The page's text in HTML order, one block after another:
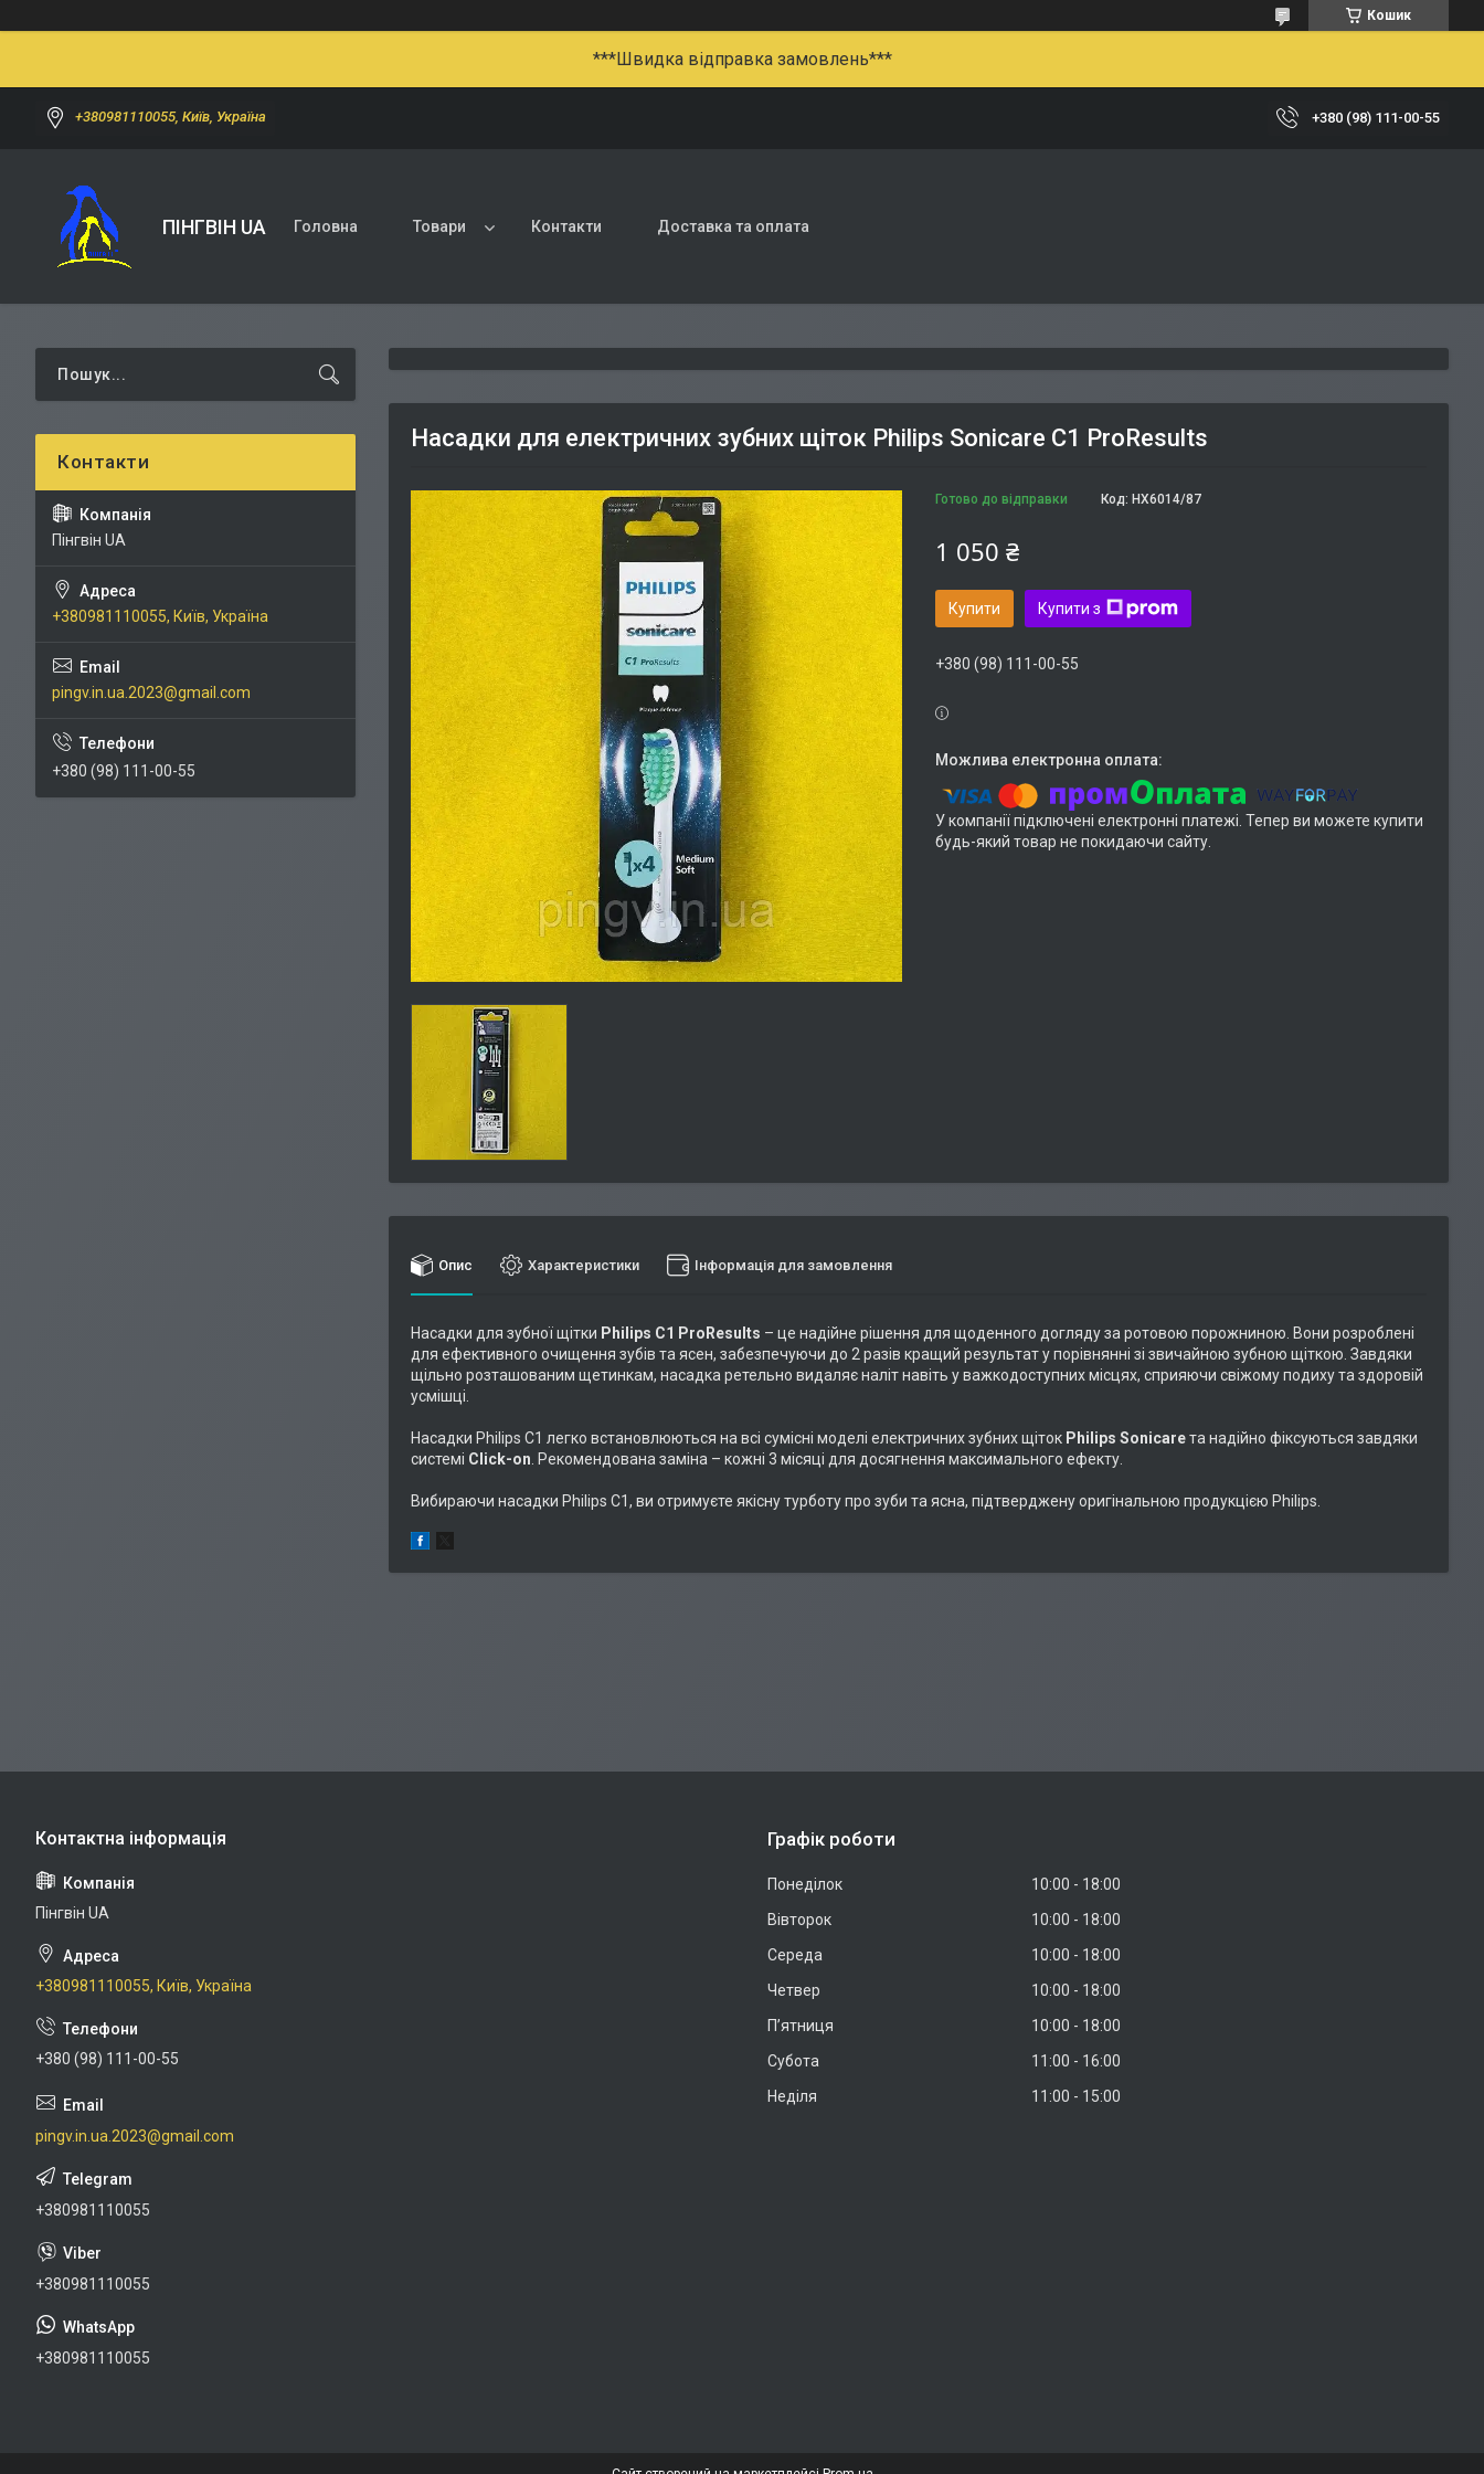
Кошик
***Швидка відправка замовлень***
+380981110055, Київ, Україна +380 (98) 111-00-55
ПІНГВІН UA Головна Товари Контакти Доставка та оплата
Насадки для електричних зубних щіток Philips Sonicare C1 ProResults
Готово до відправки Код: HX6014/87
1 050 ₴
Купити Купити з
+380 (98) 111-00-55
У компанії підключені електронні платежі. Тепер ви можете купити
будь-який товар не покидаючи сайту.
Опис Характеристики Інформація для замовлення
Насадки для зубної щітки Philips C1 ProResults – це надійне рішення для щоденного догляду за ротовою порожниною. Вони розроблені
для ефективного очищення зубів та ясен, забезпечуючи до 2 разів кращий результат у порівнянні зі звичайною зубною щіткою. Завдяки
щільно розташованим щетинкам, насадка ретельно видаляє наліт навіть у важкодоступних місцях, сприяючи свіжому подиху та здоровій
усмішці.
Насадки Philips C1 легко встановлюються на всі сумісні моделі електричних зубних щіток Philips Sonicareта надійно фіксуються завдяки
системі Click-on . Рекомендована заміна – кожні 3 місяці для досягнення максимального ефекту.
Вибираючи насадки Philips C1, ви отримуєте якісну турботу про зуби та ясна, підтверджену оригінальною продукцією Philips.
Пінгвін UA
+380981110055, Київ, Україна
pingv.in.ua.2023@gmail.com
+380 (98) 111-00-55
Пінгвін UA
+380981110055, Київ, Україна
+380 (98) 111-00-55
pingv.in.ua.2023@gmail.com
+380981110055
+380981110055
+380981110055
Графік роботи
Понеділок 10:00
18:00
Вівторок
10:00
18:00
Середа
10:00
18:00
Четвер
10:00
18:00
Пʼятниця
10:00
18:00
Субота
11:00
16:00
Неділя
11:00 15:00